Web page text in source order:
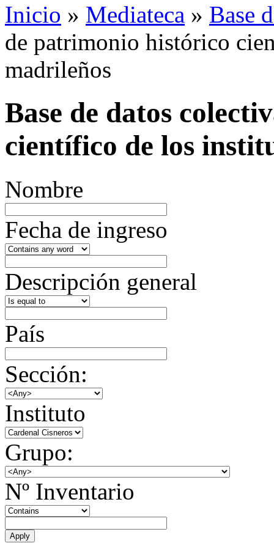
Inicio » Mediateca » Base
de patrimonio histórico
madrileños
Base de datos
científico de los
Nombre
Fecha de ingreso
Descripción general
País
Sección:
Instituto
Grupo:
Nº Inventario